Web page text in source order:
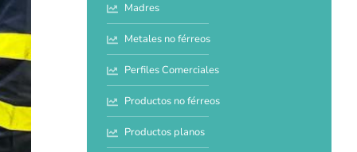
Madres
Metales no férreos
Perfiles Comerciales
Productos no férreos
Productos planos